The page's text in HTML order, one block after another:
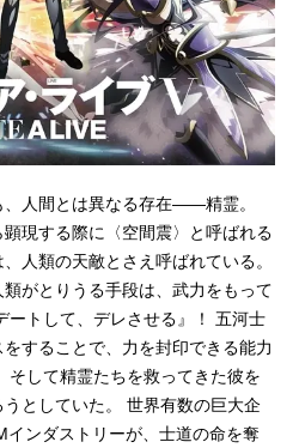
、人間とは異なる存在――精霊。
現する際に〈空間震〉と呼ばれる
人類の天敵とさえ呼ばれている。
がとりうる手段は、武力をもって
トして、デレさせる』！ 五河士
することで、力を封印できる能力
そして精霊たちを救ってきた彼を
としていた。 世界有数の巨大企
ンダストリーが、士道の命を奪